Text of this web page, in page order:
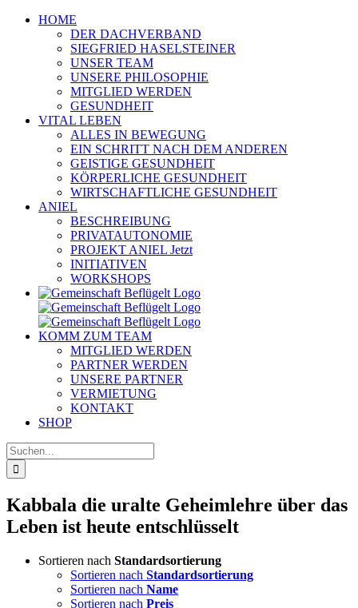
Zum
HOME
DER DACHVERBAND
SIEGFRIED HASELSTEINER
UNSER TEAM
UNSERE PHILOSOPHIE
MITGLIED WERDEN
GESUNDHEIT
VITAL LEBEN
ALLES IN BEWEGUNG
EIN SCHRITT NACH DEM ANDEREN
GEISTIGE GESUNDHEIT
KÖRPERLICHE GESUNDHEIT
WIRTSCHAFTLICHE GESUNDHEIT
ANIEL
BESCHREIBUNG
PRIVATAUTONOMIE
PROJEKT ANIEL Jetzt
INITIATIVEN
WORKSHOPS
KOMM ZUM TEAM
MITGLIED WERDEN
PARTNER WERDEN
UNSERE PARTNER
VERMIETUNG
KONTAKT
SHOP
Suche
nach:
Kabbala die uralte Geheimlehre über das
Leben ist heute entschlüsselt
Sortieren nach Standardsortierung
Sortieren nach Standardsortierung
Sortieren nach Name
Sortieren nach Preis